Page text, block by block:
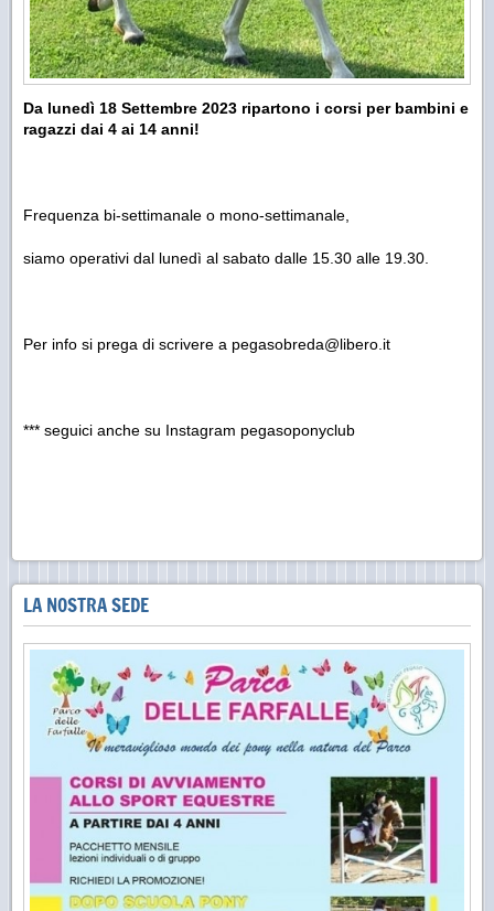
Da lunedì 18 Settembre 2023 ripartono i corsi per bambini e
ragazzi dai 4 ai 14 anni!
Frequenza bi-settimanale o mono-settimanale,
siamo operativi dal lunedì al sabato dalle 15.30 alle 19.30.
Per info si prega di scrivere a pegasobreda@libero.it
*** seguici anche su Instagram pegasoponyclub
LA NOSTRA SEDE